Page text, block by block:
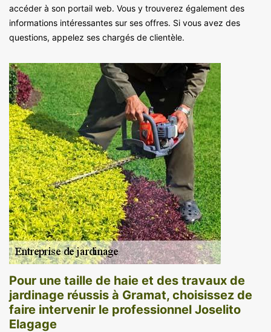
accéder à son portail web. Vous y trouverez également des
informations intéressantes sur ses offres. Si vous avez des
questions, appelez ses chargés de clientèle.
Pour une taille de haie et des travaux de
jardinage réussis à Gramat, choisissez de
faire intervenir le professionnel Joselito
Elagage